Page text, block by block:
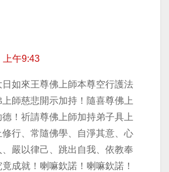
上午9:43
如來王尊佛上師本尊空行護法
師慈悲開示加持！隨喜尊佛上
！祈請尊佛上師加持弟子具上
行、常隨佛學、自淨其意、心
嚴以律己、跳出自我、依教奉
成就！喇嘛欽諾！喇嘛欽諾！